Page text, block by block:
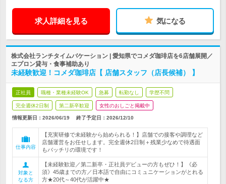
求人詳細を見る 気になる
株式会社ランチタイムバケーション | 愛知県でコメダ珈琲店を6店舗展開／
エプロン貸与・食事補助あり
未経験歓迎！コメダ珈琲店【 店舗スタッフ（店長候補） 】
正社員 職種・業種未経験OK 急募 転勤なし 学歴不問
完全週休2日制 第二新卒歓迎 女性のおしごと掲載中
情報更新日：2026/06/19 終了予定日： 2026/12/10
仕事内容
【充実研修で未経験から始められる！】店舗での接客や調理など
店舗運営をお任せします。完全週休2日制＋残業少なめで待遇面
もバッチリの環境です！
対象と
なる方
【未経験歓迎／第二新卒・正社員デビューの方もぜひ！】《必
須》45歳までの方／日本語で自由にコミュニケーションがとれる
方★20代～40代が活躍中★